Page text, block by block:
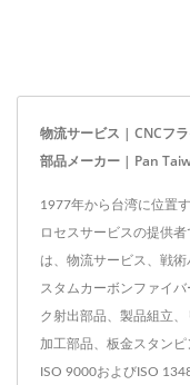
物流サービス | CNCフ
部品メーカー | Pan
1977年から台湾に位置
ロセスサービスの提供
は、物流サービス、戦
スタムカーボンファイ
ク射出部品、製品組立
加工部品、板金スタン
ISO 9000およびISO